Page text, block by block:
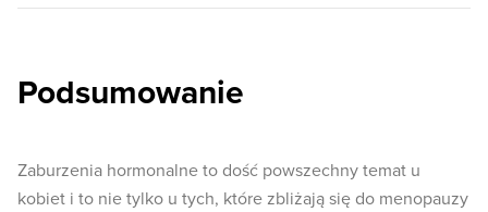
Podsumowanie
Zaburzenia hormonalne to dość powszechny temat u
kobiet i to nie tylko u tych, które zbliżają się do menopauzy